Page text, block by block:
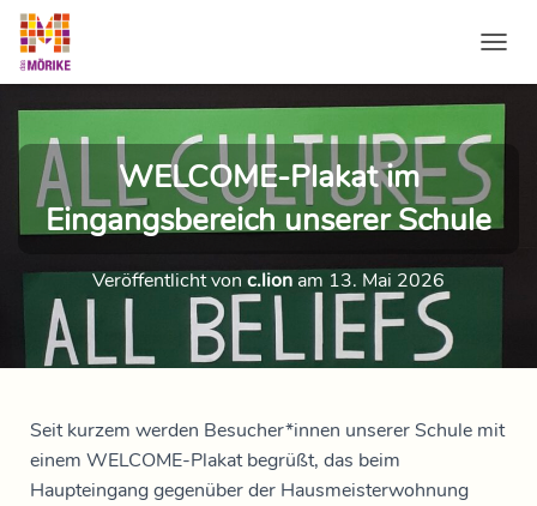
WELCOME-Plakat im
Eingangsbereich unserer Schule
Veröffentlicht von c.lion am 13. Mai 2026
Seit kurzem werden Besucher*innen unserer Schule mit
einem WELCOME-Plakat begrüßt, das beim
Haupteingang gegenüber der Hausmeisterwohnung